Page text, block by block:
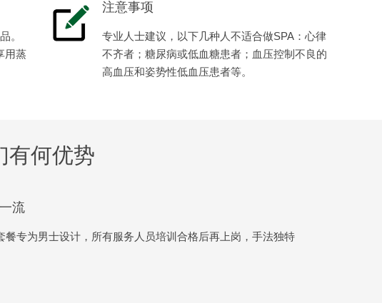
。
用蒸
注意事项
专业人士建议，以下几种人不适合做SPA：心律
不齐者；糖尿病或低血糖患者；血压控制不良的
高血压和姿势性低血压患者等。
有何优势
流
餐专为男士设计，所有服务人员培训合格后再上岗，手法独特